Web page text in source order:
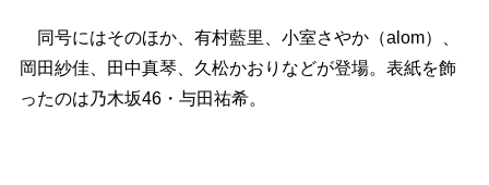
同号にはそのほか、有村藍里、小室さやか（alom）、
岡田紗佳、田中真琴、久松かおりなどが登場。表紙を飾
ったのは乃木坂46・与田祐希。